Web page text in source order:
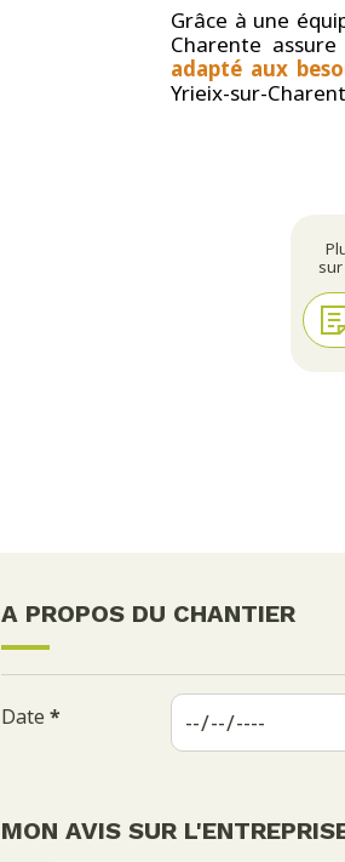
Grâce à une
Charente
adapté aux
Yrieix-sur-
A PROPOS DU CHANTIER
Date*
MON AVIS SUR